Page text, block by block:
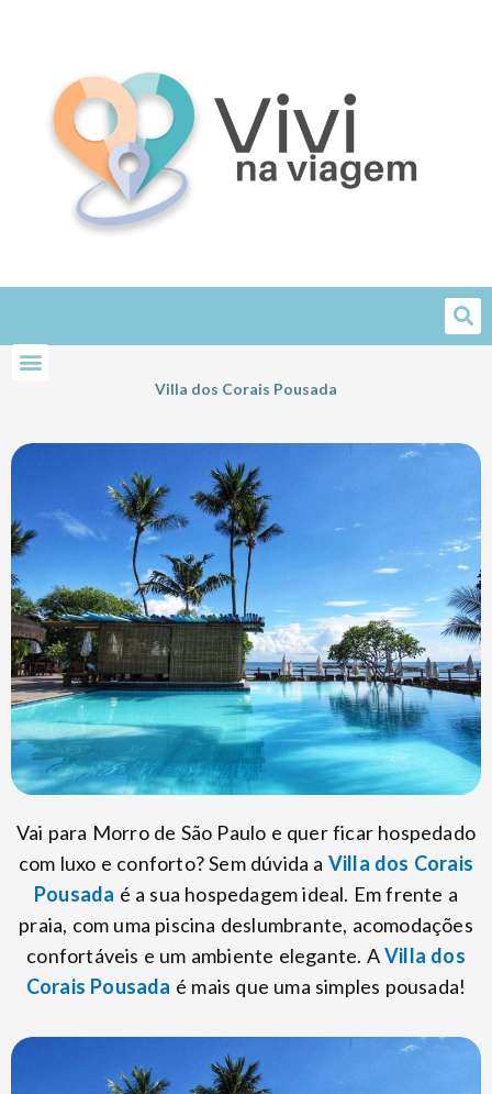
Villa dos Corais Pousada
Vai para Morro de São Paulo e quer ficar hospedado
com luxo e conforto? Sem dúvida a Villa dos Corais
Pousada é a sua hospedagem ideal. Em frente a
praia, com uma piscina deslumbrante, acomodações
confortáveis e um ambiente elegante. AVilla dos
Corais Pousada é mais que uma simples pousada!